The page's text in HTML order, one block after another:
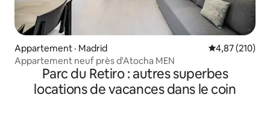
Appartement · Madrid Note
4,87 (210)
Appartement neuf près d'Atocha MEN
Parc du Retiro : autres superbes
locations de vacances dans le coin